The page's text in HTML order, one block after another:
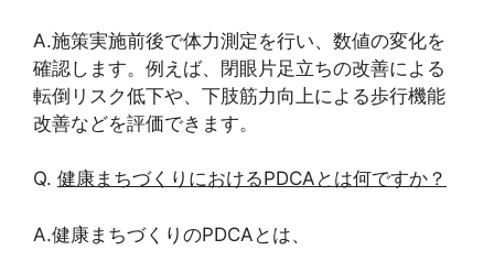
A.施策実施前後で体力測定を行い、数値の変化を
確認します。例えば、閉眼片足立ちの改善による
転倒リスク低下や、下肢筋力向上による歩行機能
改善などを評価できます。
Q. 健康まちづくりにおけるPDCAとは何ですか？
A.健康まちづくりのPDCAとは、